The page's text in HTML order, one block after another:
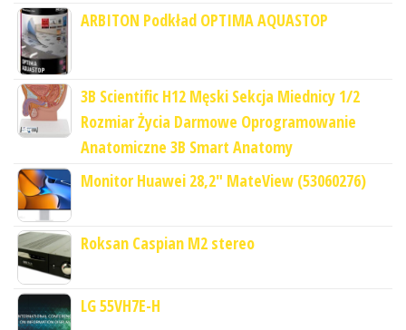
ARBITON Podkład OPTIMA AQUASTOP
3B Scientific H12 Męski Sekcja Miednicy 1/2
Rozmiar Życia Darmowe Oprogramowanie
Anatomiczne 3B Smart Anatomy
Monitor Huawei 28,2" MateView (53060276)
Roksan Caspian M2 stereo
LG 55VH7E-H